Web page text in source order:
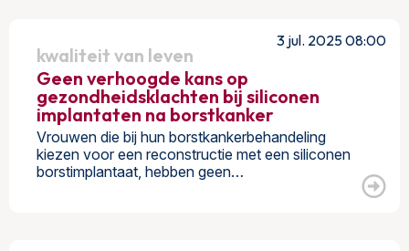
kwaliteit van leven
3 jul. 2025 08:00
Geen verhoogde kans op
gezondheidsklachten bij siliconen
implantaten na borstkanker
Vrouwen die bij hun borstkankerbehandeling
kiezen voor een reconstructie met een siliconen
borstimplantaat, hebben geen…